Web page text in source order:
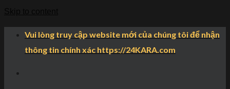
Vui lòng truy cập website mới của chúng tôi để nhận
thông tin chính xác https://24KARA.com